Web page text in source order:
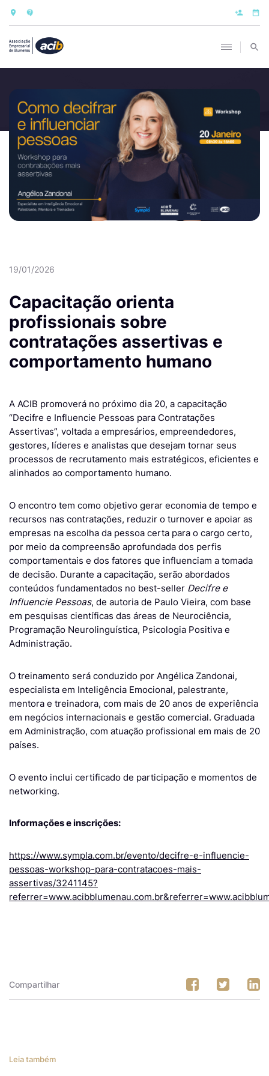
19/01/2026
Capacitação orienta
profissionais sobre
contratações assertivas e
comportamento humano
A ACIB promoverá no próximo dia 20, a capacitação
“Decifre e Influencie Pessoas para Contratações
Assertivas”, voltada a empresários, empreendedores,
gestores, líderes e analistas que desejam tornar seus
processos de recrutamento mais estratégicos, eficientes e
alinhados ao comportamento humano.
O encontro tem como objetivo gerar economia de tempo e
recursos nas contratações, reduzir o turnover e apoiar as
empresas na escolha da pessoa certa para o cargo certo,
por meio da compreensão aprofundada dos perfis
comportamentais e dos fatores que influenciam a tomada
de decisão. Durante a capacitação, serão abordados
conteúdos fundamentados no best-seller Decifre e
Influencie Pessoas, de autoria de Paulo Vieira, com base
em pesquisas científicas das áreas de Neurociência,
Programação Neurolinguística, Psicologia Positiva e
Administração.
O treinamento será conduzido por Angélica Zandonai,
especialista em Inteligência Emocional, palestrante,
mentora e treinadora, com mais de 20 anos de experiência
em negócios internacionais e gestão comercial. Graduada
em Administração, com atuação profissional em mais de 20
países.
O evento inclui certificado de participação e momentos de
networking.
Informações e inscrições:
https://www.sympla.com.br/evento/decifre-e-influencie-
pessoas-workshop-para-contratacoes-mais-
assertivas/3241145?
Compartilhar
Leia também